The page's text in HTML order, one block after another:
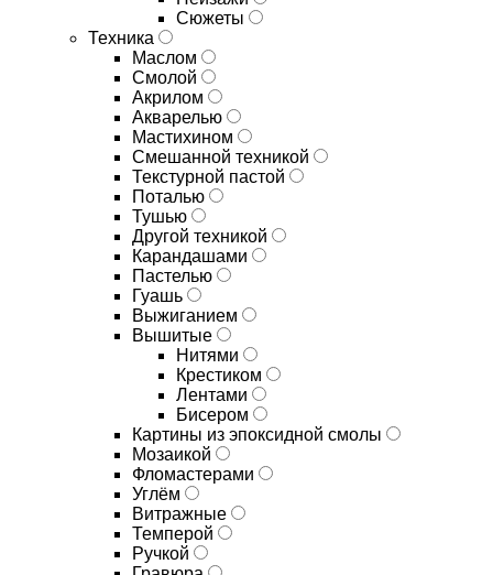
Сюжеты
Техника
Маслом
Смолой
Акрилом
Акварелью
Мастихином
Смешанной техникой
Текстурной пастой
Поталью
Тушью
Другой техникой
Карандашами
Пастелью
Гуашь
Выжиганием
Вышитые
Нитями
Крестиком
Лентами
Бисером
Картины из эпоксидной смолы
Мозаикой
Фломастерами
Углём
Витражные
Темперой
Ручкой